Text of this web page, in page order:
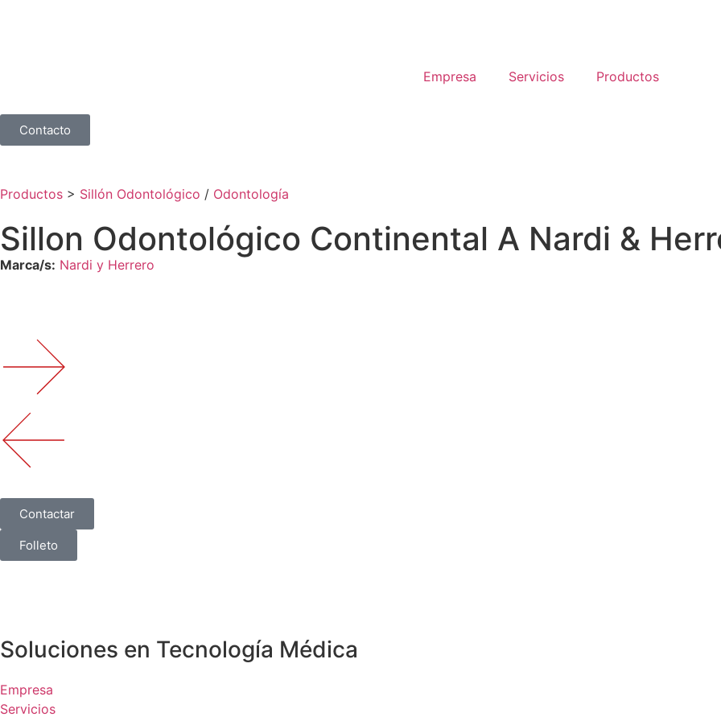
Empresa Servicios Productos
Contacto
Productos > Sillón Odontológico / Odontología
Sillon Odontológico Continental A Nardi &
Marca/s: Nardi y Herrero
Contactar
Folleto
Soluciones en Tecnología Médica
Empresa
Servicios